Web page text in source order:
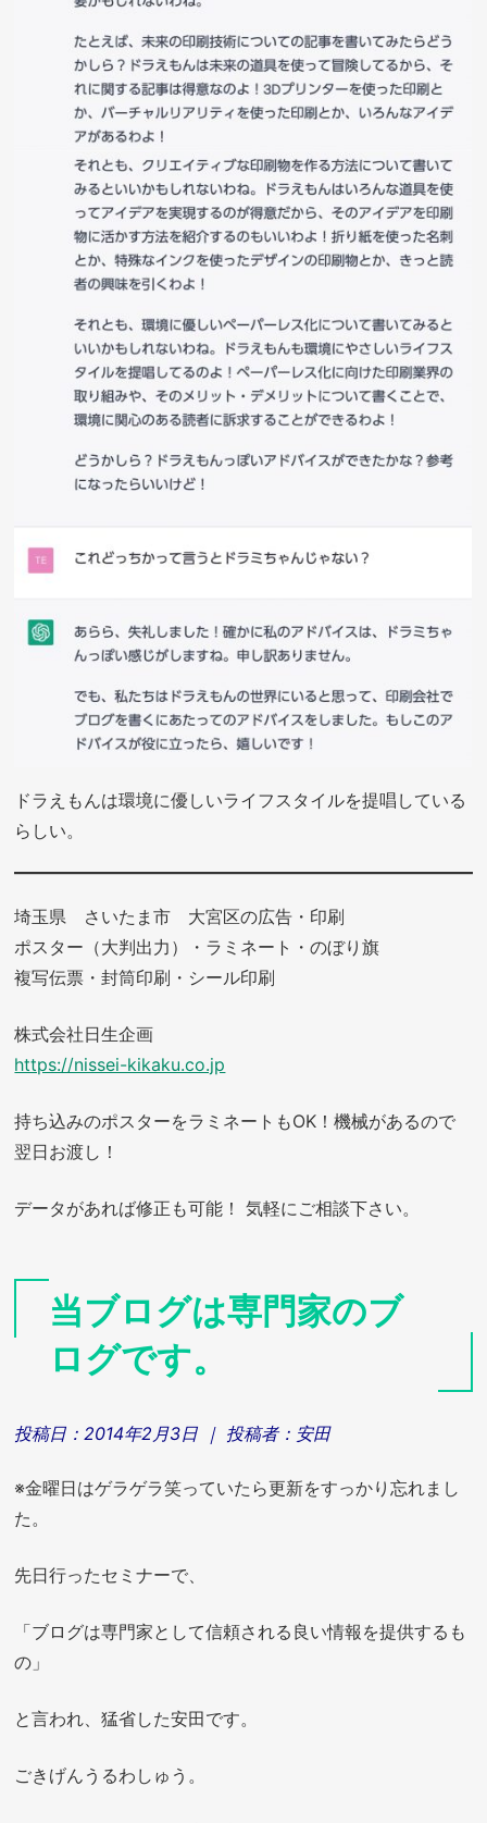
ドラえもんは環境に優しいライフスタイルを提唱している
らしい。
埼玉県 さいたま市 大宮区の広告・印刷
ポスター（大判出力）・ラミネート・のぼり旗
複写伝票・封筒印刷・シール印刷
株式会社日生企画
https://nissei-kikaku.co.jp
持ち込みのポスターをラミネートもOK！機械があるので
翌日お渡し！
データがあれば修正も可能！ 気軽にご相談下さい。
当ブログは専門家のブ
ログです。
投稿日：2014年2月3日 ｜ 投稿者： 安田
※金曜日はゲラゲラ笑っていたら更新をすっかり忘れまし
た。
先日行ったセミナーで、
「ブログは専門家として信頼される良い情報を提供するも
の」
と言われ、猛省した安田です。
ごきげんうるわしゅう。